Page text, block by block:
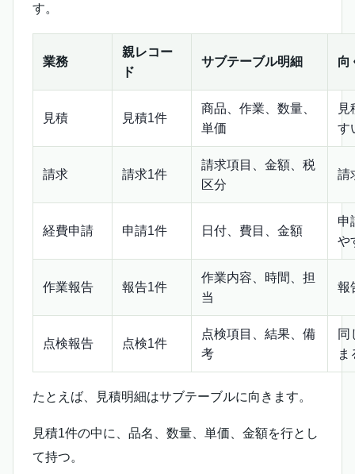
す。
業務
親レコー
ド
サブテーブル明細 向
見積 見積1件
商品、作業、数量、
単価
見
す
請求 請求1件
請求項目、金額、税
区分
請
経費申請 申請1件 日付、費目、金額
申
や
作業報告 報告1件
作業内容、時間、担
当
報
点検報告 点検1件
点検項目、結果、備
考
同
ま
たとえば、見積明細はサブテーブルに向きます。
見積1件の中に、品名、数量、単価、金額を行とし
て持つ。